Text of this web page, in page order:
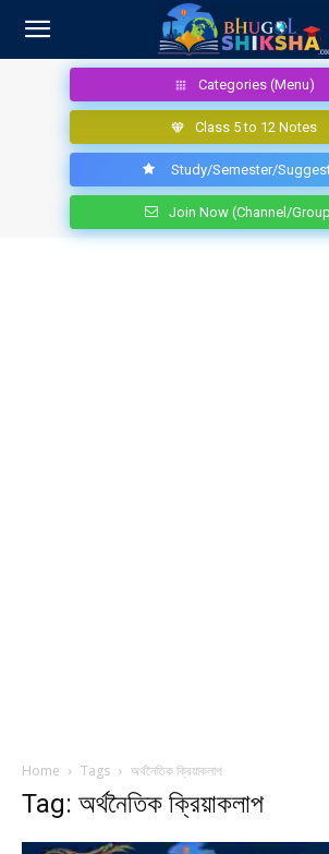
Categories (Menu)
Class 5 to 12 Notes
Study/Semester/
Join Now (Channel/
Home Tags অর্থনৈতিক ক্রিয়াকলাপ
Tag: অর্থনৈতিক ক্রিয়াকলাপ